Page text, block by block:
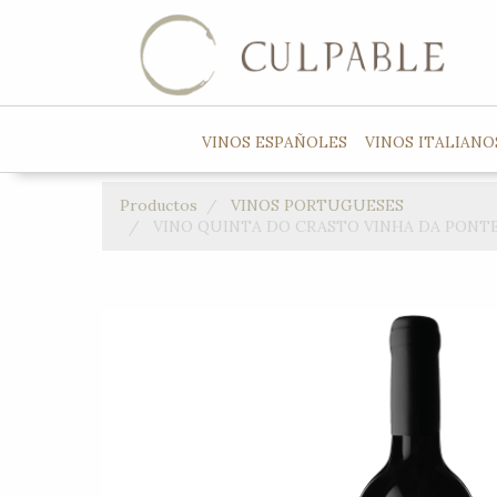
VINOS ESPAÑOLES VINOS
Productos
VINOS PORTUGUESES
VINO QUINTA DO CRASTO VINHA DA